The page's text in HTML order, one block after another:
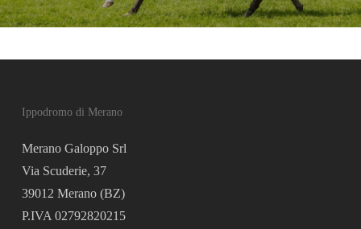
Ippodromo di Merano
Merano Galoppo Srl
Via Scuderie, 37
39012 Merano (BZ)
P.IVA 02792820215